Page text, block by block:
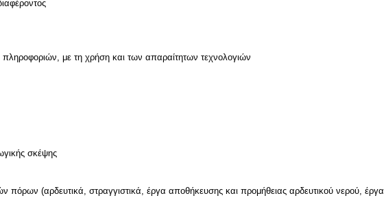
με τη χρήση και των απαραίτητων τεχνολογιών
σκέψης
πόρων (αρδευτικά, στραγγιστικά, έργα αποθήκευσης και προμήθειας αρδευτικού νερού, έργα